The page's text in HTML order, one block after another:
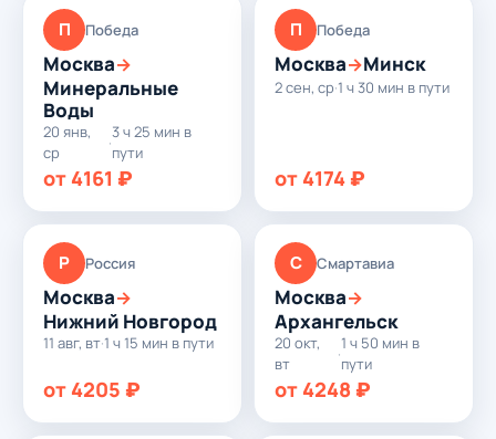
П Победа
Москва→
Минеральные
Воды
20 янв,
ср
·
3 ч 25 мин в
пути
от 4161 ₽
П Победа
Москва→Минск
2 сен, ср·1 ч 30 мин в пути
от 4174 ₽
Р Россия
Москва→
Нижний Новгород
11 авг, вт·1 ч 15 мин в пути
от 4205 ₽
С Смартавиа
Москва→
Архангельск
20 окт,
вт
·
1 ч 50 мин в
пути
от 4248 ₽